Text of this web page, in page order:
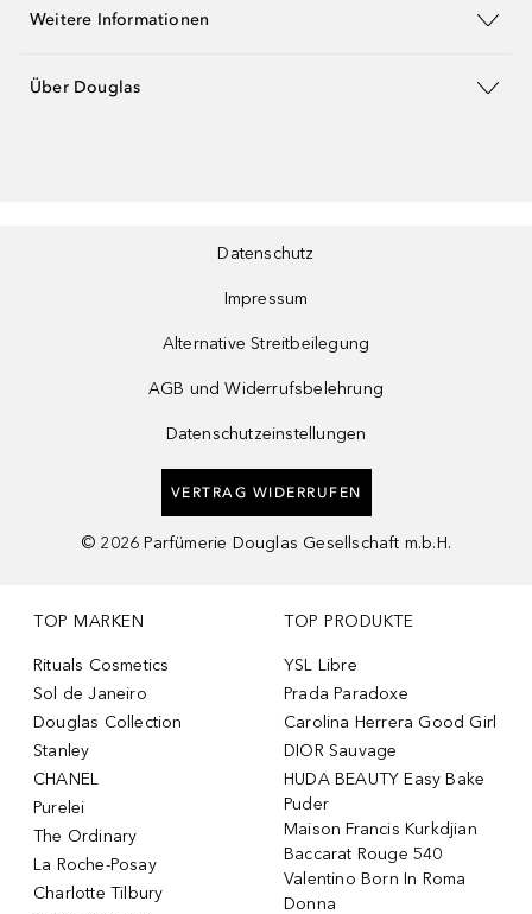
Weitere Informationen
Über Douglas
Datenschutz
Impressum
Alternative Streitbeilegung
AGB und Widerrufsbelehrung
Datenschutzeinstellungen
VERTRAG WIDERRUFEN
© 2026 Parfümerie Douglas Gesellschaft m.b.H.
TOP MARKEN
Rituals Cosmetics
Sol de Janeiro
Douglas Collection
Stanley
CHANEL
Purelei
The Ordinary
La Roche-Posay
Charlotte Tilbury
TOP PRODUKTE
YSL Libre
Prada Paradoxe
Carolina Herrera Good Girl
DIOR Sauvage
HUDA BEAUTY Easy Bake
Puder
Maison Francis Kurkdjian
Baccarat Rouge 540
Valentino Born In Roma
Donna